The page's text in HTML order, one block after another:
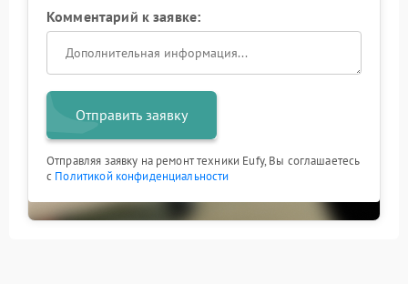
Комментарий к заявке:
Отправить заявку
Отправляя заявку на ремонт техники Eufy, Вы соглашаетесь
с Политикой конфиденциальности